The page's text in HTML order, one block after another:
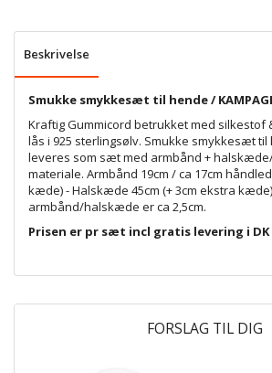
Beskrivelse
Smukke smykkesæt til hende /
Kraftig Gummicord betrukket med
lås i 925 sterlingsølv. Smukke smykkesæt
leveres som sæt med armbånd +
materiale. Armbånd 19cm / ca 17cm
kæde) - Halskæde 45cm (+ 3cm ekstra
armbånd/halskæde er ca 2,5cm.
Prisen er pr sæt incl gratis levering i DK
FORSLAG TIL DIG